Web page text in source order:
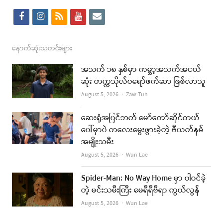
f
c
e
b
o
o
k
i
s
t
a
g
r
a
m
r
s
y
t
u
b
e
i
l
နောက်ဆုံးသတင်းများ
အသက် ၁၈ နှစ်မှာ ကမ္ဘာ့အသက်အငယ်
ဆုံး တက္ကသိုလ်ပရော်ဖက်ဆာ ဖြစ်လာသူ
August 5, 2026 Author
Zaw Tun
ဆေးရုံအပြင်ဘက် မော်တော်ဆိုင်ကယ်
ပေါ်မှာပဲ ကလေးမွေးဖွားခဲ့တဲ့ ဗီယက်နမ်
အမျိုးသမီး
August 5, 2026 Author
Wun Lae
Spider-Man: No Way Home မှာ ပါဝင်ခဲ့
တဲ့ မင်းသမီးကြီး မေရီရီဗီရာ ကွယ်လွန်
August 5, 2026 Author
Wun Lae